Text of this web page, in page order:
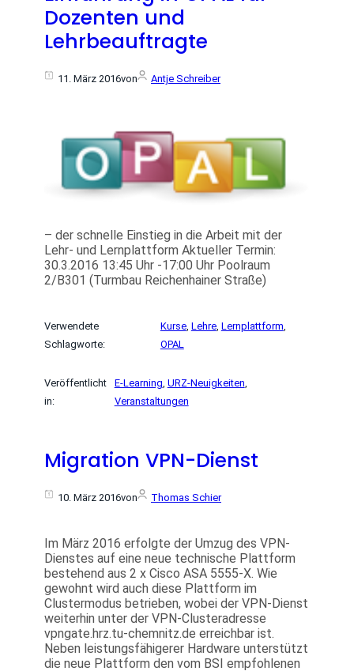
Dozenten und
Lehrbeauftragte
11. März 2016von Antje Schreiber
– der schnelle Einstieg in die Arbeit mit der
Lehr- und Lernplattform Aktueller Termin:
30.3.2016 13:45 Uhr -17:00 Uhr Poolraum
2/B301 (Turmbau Reichenhainer Straße)
Verwendete
Schlagworte:
Kurse, Lehre, Lernplattform
OPAL
Veröffentlicht
in:
E-Learning, URZ-Neuigkeiten
Veranstaltungen
Migration VPN-Dienst
10. März 2016von Thomas Schier
Im März 2016 erfolgte der Umzug des VPN-
Dienstes auf eine neue technische Plattform
bestehend aus 2 x Cisco ASA 5555-X. Wie
gewohnt wird auch diese Plattform im
Clustermodus betrieben, wobei der VPN-Dienst
weiterhin unter der VPN-Clusteradresse
vpngate.hrz.tu-chemnitz.de erreichbar ist.
Neben leistungsfähigerer Hardware unterstützt
die neue Plattform den vom BSI empfohlenen